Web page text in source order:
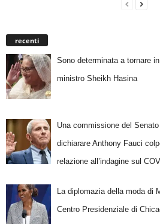
recenti
Sono determinata a tornare
ministro Sheikh Hasina
Una commissione del
dichiarare Anthony Fauci
relazione all’indagine sul
La diplomazia della moda di
Centro Presidenziale di